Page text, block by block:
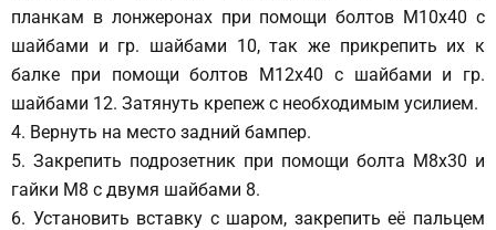
планкам в лонжеронах при помощи болтов М10х40 с
шайбами и гр. шайбами 10, так же прикрепить их к
балке при помощи болтов М12х40 с шайбами и гр.
шайбами 12. Затянуть крепеж с необходимым усилием.
4. Вернуть на место задний бампер.
5. Закрепить подрозетник при помощи болта М8х30 и
гайки М8 с двумя шайбами 8.
6. Установить вставку с шаром, закрепить её пальцем